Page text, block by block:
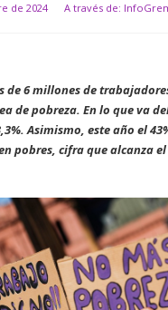
de 2024
A través de:
de 6 millones de
de pobreza. En lo que va
Asimismo, este año el
pobres, cifra que alcanza el